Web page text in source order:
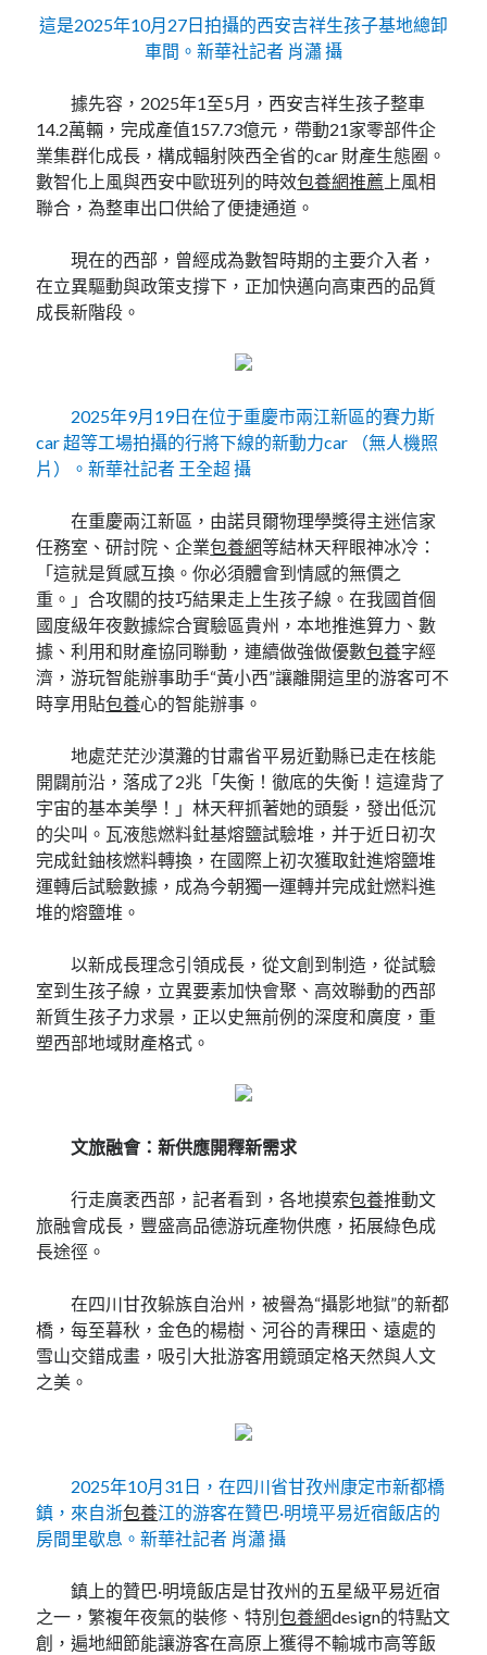
這是2025年10月27日拍攝的西安吉祥生孩子基地總卸
車間。新華社記者 肖瀟 攝
據先容，2025年1至5月，西安吉祥生孩子整車
14.2萬輛，完成產值157.73億元，帶動21家零部件企
業集群化成長，構成輻射陜西全省的car 財產生態圈。
數智化上風與西安中歐班列的時效包養網推薦 上風相
聯合，為整車出口供給了便捷通道。
現在的西部，曾經成為數智時期的主要介入者，
在立異驅動與政策支撐下，正加快邁向高東西的品質
成長新階段。
2025年9月19日在位于重慶市兩江新區的賽力斯
car 超等工場拍攝的行將下線的新動力car （無人機照
片）。新華社記者 王全超 攝
在重慶兩江新區，由諾貝爾物理學獎得主迷信家
任務室、研討院、企業包養網等結林天秤眼神冰冷：
「這就是質感互換。你必須體會到情感的無價之
重。」合攻關的技巧結果走上生孩子線。在我國首個
國度級年夜數據綜合實驗區貴州，本地推進算力、數
據、利用和財產協同聯動，連續做強做優數包養字經
濟，游玩智能辦事助手“黃小西”讓離開這里的游客可不
時享用貼包養心的智能辦事。
地處茫茫沙漠灘的甘肅省平易近勤縣已走在核能
開闢前沿，落成了2兆「失衡！徹底的失衡！這違背了
宇宙的基本美學！」林天秤抓著她的頭髮，發出低沉
的尖叫。瓦液態燃料釷基熔鹽試驗堆，并于近日初次
完成釷鈾核燃料轉換，在國際上初次獲取釷進熔鹽堆
運轉后試驗數據，成為今朝獨一運轉并完成釷燃料進
堆的熔鹽堆。
以新成長理念引領成長，從文創到制造，從試驗
室到生孩子線，立異要素加快會聚、高效聯動的西部
新質生孩子力求景，正以史無前例的深度和廣度，重
塑西部地域財產格式。
文旅融會：新供應開釋新需求
行走廣袤西部，記者看到，各地摸索包養推動文
旅融會成長，豐盛高品德游玩產物供應，拓展綠色成
長途徑。
在四川甘孜躲族自治州，被譽為“攝影地獄”的新都
橋，每至暮秋，金色的楊樹、河谷的青稞田、遠處的
雪山交錯成畫，吸引大批游客用鏡頭定格天然與人文
之美。
2025年10月31日，在四川省甘孜州康定市新都橋
鎮，來自浙包養江的游客在贊巴·明境平易近宿飯店的
房間里歇息。新華社記者 肖瀟 攝
鎮上的贊巴·明境飯店是甘孜州的五星級平易近宿
之一，繁複年夜氣的裝修、特別包養網design的特點文
創，遍地細節能讓游客在高原上獲得不輸城市高等飯